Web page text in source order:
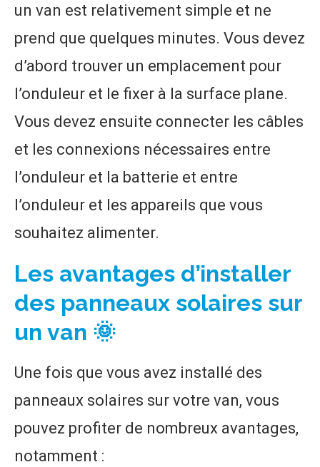
un van est relativement simple et ne
prend que quelques minutes. Vous devez
d’abord trouver un emplacement pour
l’onduleur et le fixer à la surface plane.
Vous devez ensuite connecter les câbles
et les connexions nécessaires entre
l’onduleur et la batterie et entre
l’onduleur et les appareils que vous
souhaitez alimenter.
Les avantages d’installer
des panneaux solaires sur
un van 🌞
Une fois que vous avez installé des
panneaux solaires sur votre van, vous
pouvez profiter de nombreux avantages,
notamment :